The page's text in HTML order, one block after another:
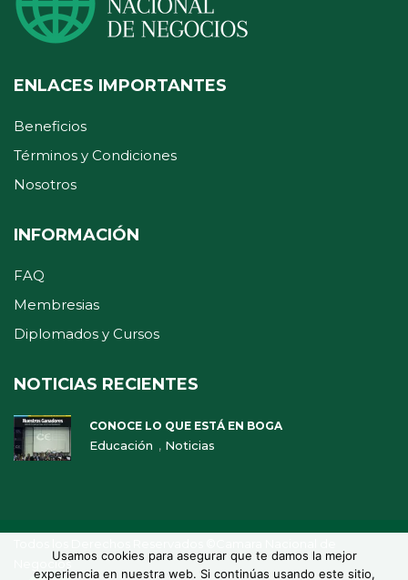
ENLACES IMPORTANTES
Beneficios
Términos y Condiciones
Nosotros
INFORMACIÓN
FAQ
Membresias
Diplomados y Cursos
NOTICIAS RECIENTES
CONOCE LO QUE ESTÁ EN BOGA
Educación , Noticias
Negocios
Usamos cookies para asegurar que te damos la mejor
experiencia en nuestra web. Si continúas usando este sitio,